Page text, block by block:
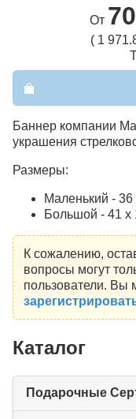
От 70
( 1
Баннер компании
украшения
Размеры:
Маленький -
Большой - 41
К сожалению,
вопросы могут
пользователи. Вы
Каталог
Подарочные